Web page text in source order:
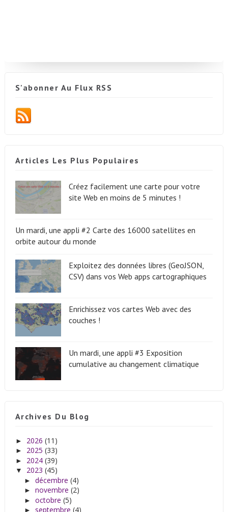
S'abonner Au Flux RSS
Articles Les Plus Populaires
Créez facilement une carte pour votre
site Web en moins de 5 minutes !
Un mardi, une appli #2 Carte des 16000 satellites en
orbite autour du monde
Exploitez des données libres (GeoJSON,
CSV) dans vos Web apps cartographiques
Enrichissez vos cartes Web avec des
couches !
Un mardi, une appli #3 Exposition
cumulative au changement climatique
Archives Du Blog
► 2026 (11)
► 2025 (33)
► 2024 (39)
▼ 2023 (45)
► décembre (4)
► novembre (2)
► octobre (5)
► septembre (4)